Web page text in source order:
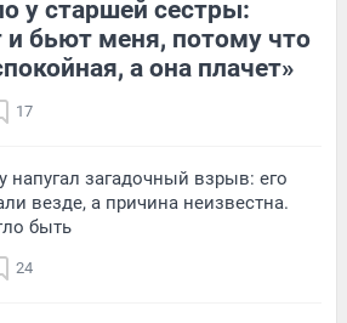
у старшей сестры:
и бьют меня, потому что
а она плачет»
17
напугал загадочный взрыв: его
везде, а причина неизвестна.
быть
24